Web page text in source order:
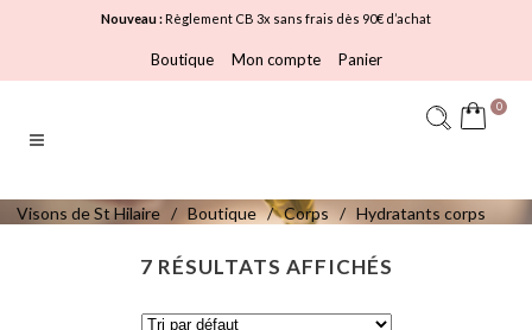
Nouveau :Règlement CB 3x sans frais dès 90€ d’achat
Boutique Mon compte Panier
0
Visons de St Hilaire / Boutique / Corps / Hydratants corps
7 RÉSULTATS AFFICHÉS